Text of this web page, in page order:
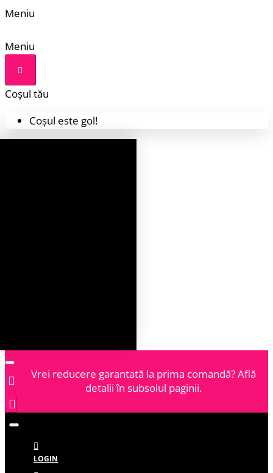
Meniu
Meniu
Coșul tău
Coșul este gol!
Vrei reducere garantată la prima comandă? Află
detalii în subsolul paginii.
LOGIN